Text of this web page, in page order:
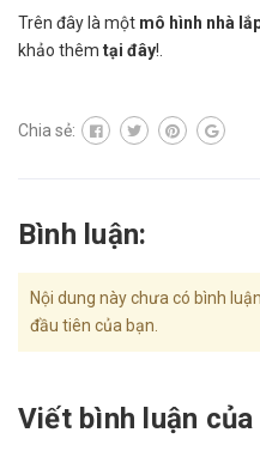
Trên đây là một mô hình nhà
khảo thêm tại đây!.
Chia sẻ:
Bình luận:
Nội dung này chưa có bình
đầu tiên của bạn.
Viết bình luận của